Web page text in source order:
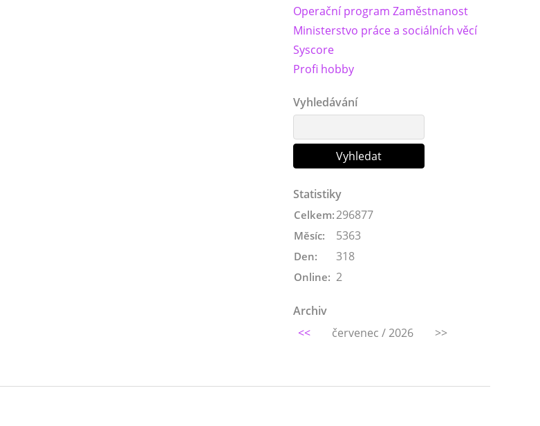
Operační program Zaměstnanost
Ministerstvo práce a sociálních věcí
Syscore
Profi hobby
Vyhledávání
Statistiky
Online: 2
Celkem:296877
Měsíc: 5363
Den: 318
Archiv
<<
červenec / 2026 >>